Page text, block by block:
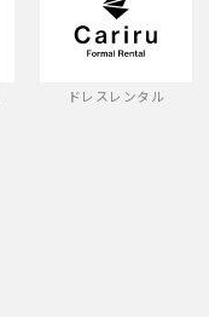
ドレスレンタル